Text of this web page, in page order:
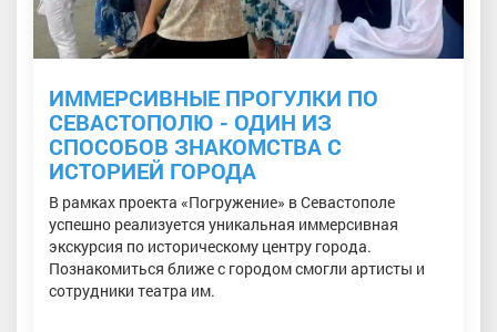
ИММЕРСИВНЫЕ ПРОГУЛКИ ПО
СЕВАСТОПОЛЮ - ОДИН ИЗ
СПОСОБОВ ЗНАКОМСТВА С
ИСТОРИЕЙ ГОРОДА
В рамках проекта «Погружение» в Севастополе
успешно реализуется уникальная иммерсивная
экскурсия по историческому центру города.
Познакомиться ближе с городом смогли артисты и
сотрудники театра им.